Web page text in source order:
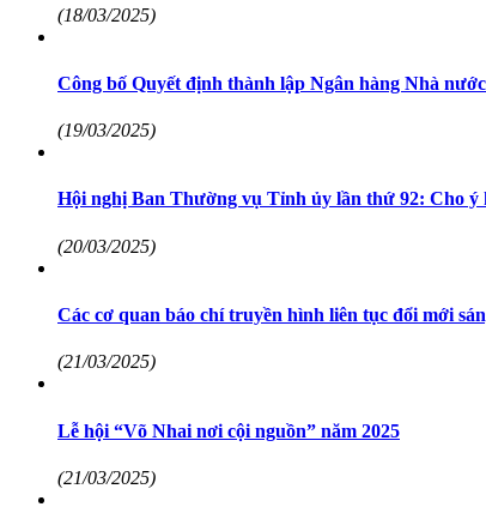
(18/03/2025)
Công bố Quyết định thành lập Ngân hàng Nhà
(19/03/2025)
Hội nghị Ban Thường vụ Tỉnh ủy lần thứ 92: Cho ý
(20/03/2025)
Các cơ quan báo chí truyền hình liên tục đổi mới
(21/03/2025)
Lễ hội “Võ Nhai nơi cội nguồn” năm 2025
(21/03/2025)